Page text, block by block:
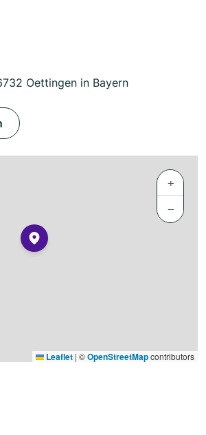
Oettingen in Bayern
+
−
Leaflet | ©OpenStreetMapcontributors